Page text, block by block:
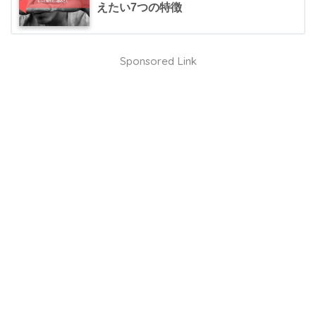
えたい7つの特徴
Sponsored Link